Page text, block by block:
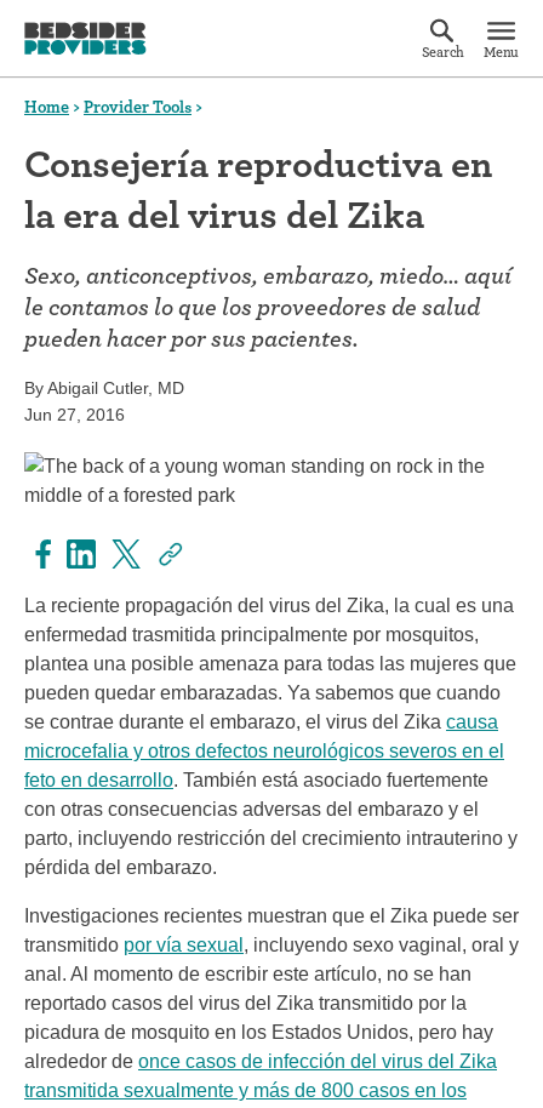
Search Menu
Home >Provider Tools >
Consejería reproductiva en
la era del virus del Zika
Sexo, anticonceptivos, embarazo, miedo… aquí
le contamos lo que los proveedores de salud
pueden hacer por sus pacientes.
By Abigail Cutler, MD
Jun 27, 2016
La reciente propagación del virus del Zika, la cual es una
enfermedad trasmitida principalmente por mosquitos,
plantea una posible amenaza para todas las mujeres que
pueden quedar embarazadas. Ya sabemos que cuando
se contrae durante el embarazo, el virus del Zika causa
microcefalia y otros defectos neurológicos severos en el
feto en desarrollo. También está asociado fuertemente
con otras consecuencias adversas del embarazo y el
parto, incluyendo restricción del crecimiento intrauterino y
pérdida del embarazo.
Investigaciones recientes muestran que el Zika puede ser
transmitido por vía sexual , incluyendo sexo vaginal, oral y
anal. Al momento de escribir este artículo, no se han
reportado casos del virus del Zika transmitido por la
picadura de mosquito en los Estados Unidos, pero hay
alrededor de once casos de infección del virus del Zika
transmitida sexualmente y más de 800 casos en los